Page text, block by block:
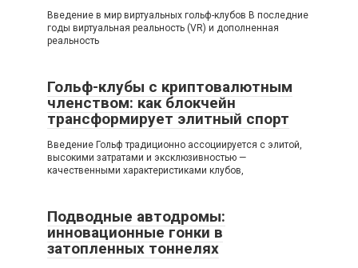
Введение в мир виртуальных гольф-клубов В последние
годы виртуальная реальность (VR) и дополненная
реальность
Гольф-клубы с криптовалютным
членством: как блокчейн
трансформирует элитный спорт
Введение Гольф традиционно ассоциируется с элитой,
высокими затратами и эксклюзивностью —
качественными характеристиками клубов,
Подводные автодромы:
инновационные гонки в
затопленных тоннелях